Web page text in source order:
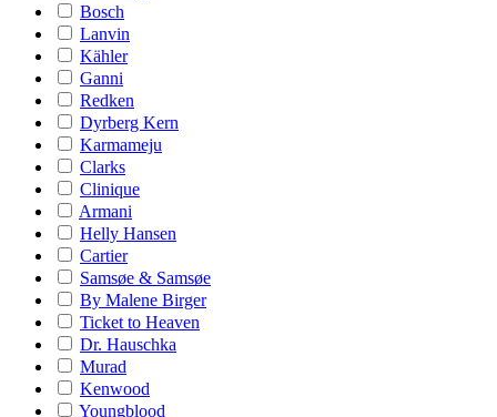
Bosch
Lanvin
Kähler
Ganni
Redken
Dyrberg Kern
Karmameju
Clarks
Clinique
Armani
Helly Hansen
Cartier
Samsøe & Samsøe
By Malene Birger
Ticket to Heaven
Dr. Hauschka
Murad
Kenwood
Youngblood